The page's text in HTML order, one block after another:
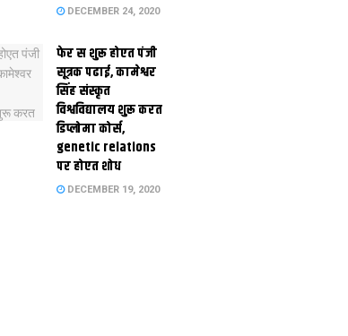
DECEMBER 24, 2020
फेर स शुरू होएत पंजी
सूत्रक पढाई, कामेश्वर
सिंह संस्कृत
विश्वविद्यालय शुरू करत
डिप्लोमा कोर्स,
genetic relations
पर होएत शोध
DECEMBER 19, 2020